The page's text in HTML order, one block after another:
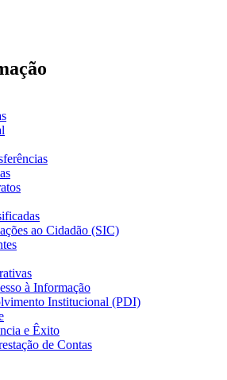
ao Cidadão (SIC)
à Informação
Institucional (PDI)
e Êxito
de Contas